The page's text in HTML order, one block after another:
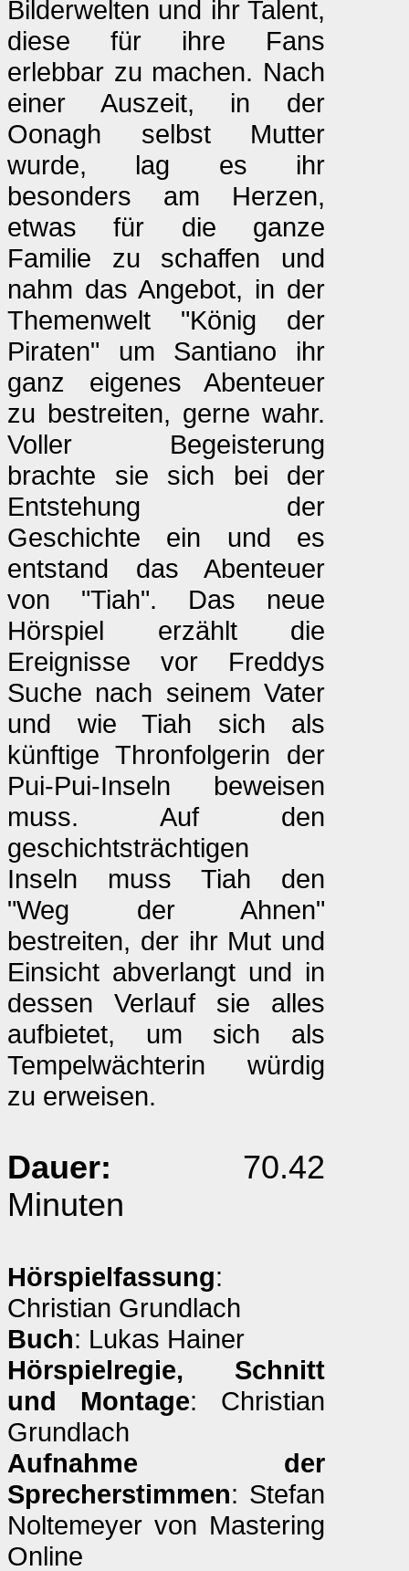
Bilderwelten und ihr Talent,
diese für ihre Fans
erlebbar zu machen. Nach
einer Auszeit, in der
Oonagh selbst Mutter
wurde, lag es ihr
besonders am Herzen,
etwas für die ganze
Familie zu schaffen und
nahm das Angebot, in der
Themenwelt "König der
Piraten" um Santiano ihr
ganz eigenes Abenteuer
zu bestreiten, gerne wahr.
Voller Begeisterung
brachte sie sich bei der
Entstehung der
Geschichte ein und es
entstand das Abenteuer
von "Tiah". Das neue
Hörspiel erzählt die
Ereignisse vor Freddys
Suche nach seinem Vater
und wie Tiah sich als
künftige Thronfolgerin der
Pui-Pui-Inseln beweisen
muss. Auf den
geschichtsträchtigen
Inseln muss Tiah den
"Weg der Ahnen"
bestreiten, der ihr Mut und
Einsicht abverlangt und in
dessen Verlauf sie alles
aufbietet, um sich als
Tempelwächterin würdig
zu erweisen.
Dauer: 70.42
Minuten
Hörspielfassung:
Christian Grundlach
Buch: Lukas Hainer
Hörspielregie, Schnitt
und Montage: Christian
Grundlach
Aufnahme der
Sprecherstimmen: Stefan
Noltemeyer von Mastering
Online